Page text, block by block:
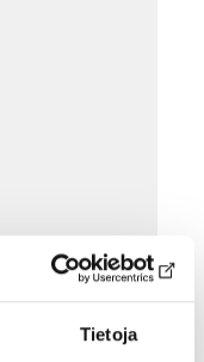
Tietoja